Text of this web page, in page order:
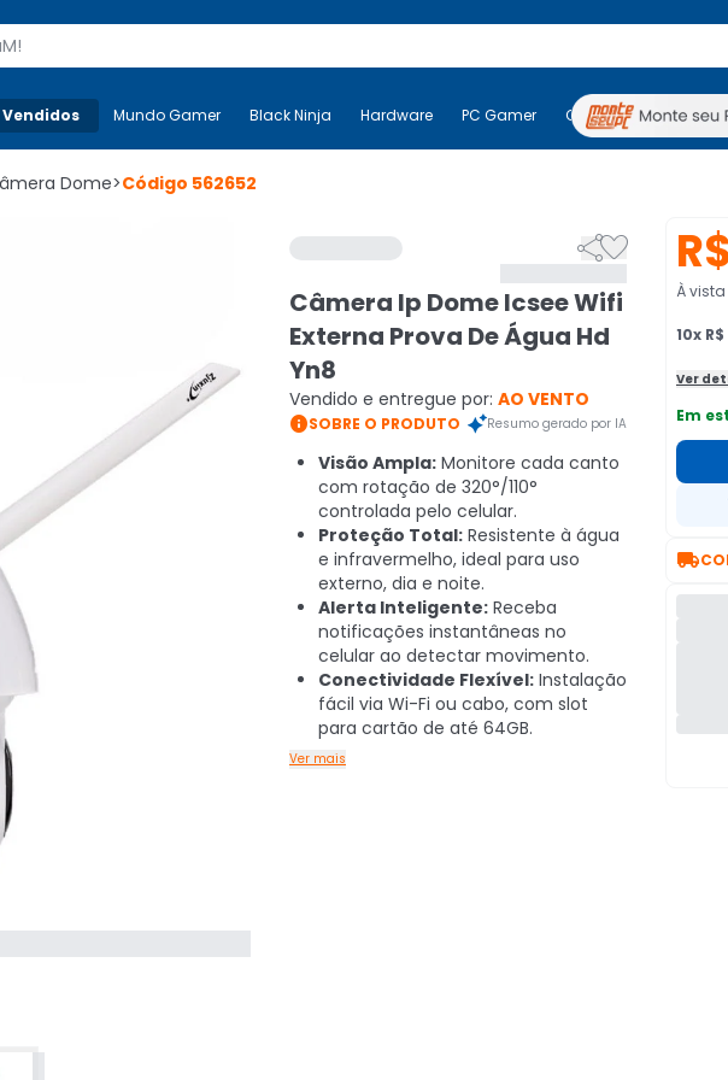
Mais-v- Mundo Gamer Black Ninja Hardware PC Gamer
Mundo Gamer Black Ninja Hardware PC Gamer Computadores
Dome>Código 562652

Câmera Ip Dome Icsee Wifi
Externa Prova De Água Hd
Yn8
Vendido e entregue por: AO VENTO
SOBRE O PRODUTO Resumo gerado por IA
Visão Ampla: Monitore cada canto
com rotação de 320°/110°
controlada pelo celular.
Proteção Total: Resistente à água
e infravermelho, ideal para uso
externo, dia e noite.
Alerta Inteligente: Receba
notificações instantâneas no
celular ao detectar movimento.
Conectividade Flexível: Instalação
fácil via Wi-Fi ou cabo, com slot
para cartão de até 64GB.
Ver mais
À vista
10x
Ver
Em
